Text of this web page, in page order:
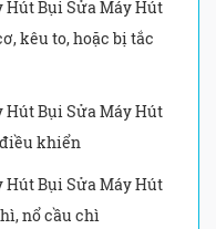
Hút Bụi Sửa Máy Hút
kêu to, hoặc bị tắc
Hút Bụi Sửa Máy Hút
khiển
Hút Bụi Sửa Máy Hút
nổ cầu chì